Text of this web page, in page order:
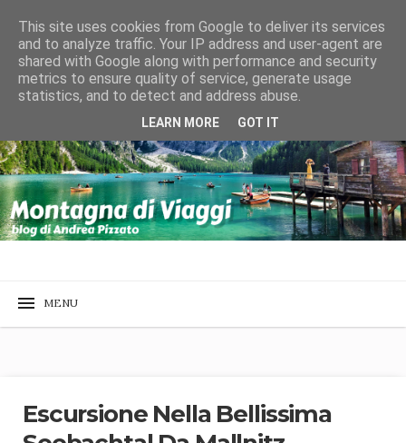
Escursione Nella Bellissima
This site uses cookies from Google to deliver its services
and to analyze traffic. Your IP address and user-agent are
shared with Google along with performance and security
metrics to ensure quality of service, generate usage
statistics, and to detect and address abuse.
LEARN MORE GOT IT